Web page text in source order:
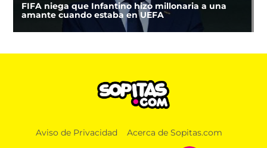
FIFA niega que Infantino hizo millonaria a una
amante cuando estaba en UEFA
Aviso de Privacidad Acerca de Sopitas.com